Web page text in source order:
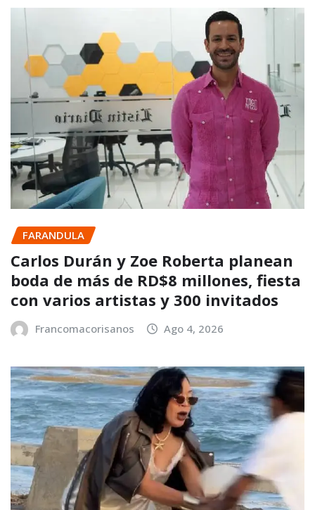
FARANDULA
Carlos Durán y Zoe Roberta planean
boda de más de RD$8 millones, fiesta
con varios artistas y 300 invitados
Francomacorisanos Ago 4, 2026